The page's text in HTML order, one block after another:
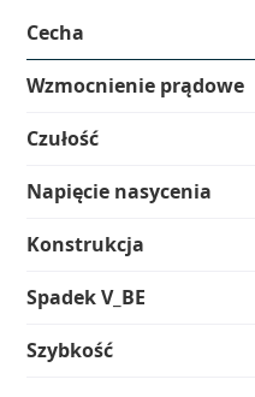
Cecha
Wzmocnienie prądowe
Czułość
Napięcie nasycenia
Konstrukcja
Spadek V_BE
Szybkość